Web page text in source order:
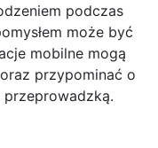
podczas
może być
mobilne mogą
przypominać o